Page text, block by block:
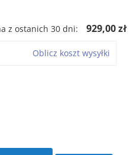
z ostanich 30 dni: 929,00 zł
Oblicz koszt wysyłki